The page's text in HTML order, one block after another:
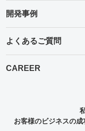
開発事例
よくあるご質問
CAREER
お客様のビジネスの成